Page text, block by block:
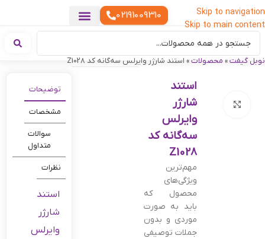
Skip to navigation
Skip to main content
02191009310
نوبل گیفت» محصولات» استند شارژر وایرلس سه‌گانه کد Z1028
بزرگنمایی تصویر
استند
شارژر
وایرلس
سه‌گانه کد
Z1028
مهم‌ترین
ویژگی‌های
محصول که
باید به صورت
موردی و بدون
جملات توصیفی
توضیحات
مشخصات
سوالات
متداول
نظرات
استند
شارژر
وایرلس